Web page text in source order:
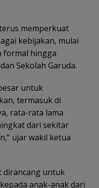
memperkuat
kebijakan, mulai
formal hingga
Sekolah Garuda.
untuk
termasuk di
rata-rata lama
dari sekitar
ujar wakil ketua
dirancang untuk
anak-anak dari